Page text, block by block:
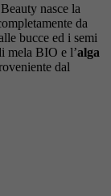
nasce la
da
bucce ed i semi
mela BIO e l’alga
dal